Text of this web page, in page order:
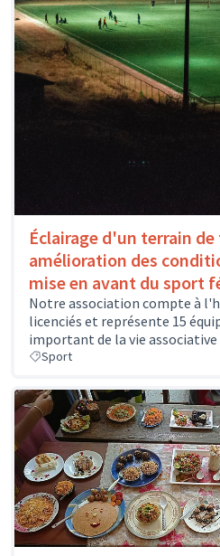
Éclairage d'un terrain
amélioration des
mise en avant du sport
Notre association compte à
licenciés et représente 15
important de la vie associative
Sport